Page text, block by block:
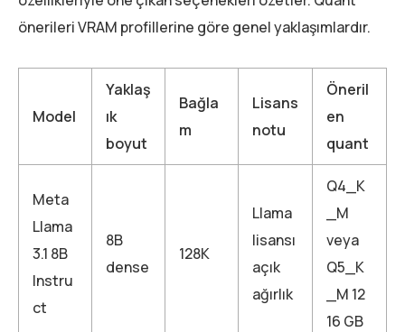
önerileri VRAM profillerine göre genel yaklaşımlardır.
Model
Yaklaş
ık
boyut
Bağla
m
Lisans
notu
Öneril
en
quant
Meta
Llama
3.1 8B
Instru
ct
8B
dense
128K
Llama
lisansı
açık
ağırlık
Q4_K
_M
veya
Q5_K
_M 12
16 GB